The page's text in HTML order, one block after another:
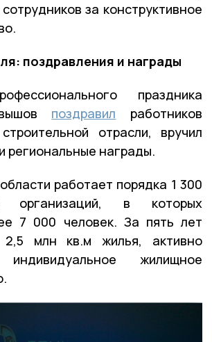
за конструктивное
поздравления и награды
праздника
поздравил работников
отрасли, вручил
региональные награды.
работает порядка 1 300
организаций, в которых
7 000 человек. За пять лет
млн кв.м жилья, активно
индивидуальное жилищное